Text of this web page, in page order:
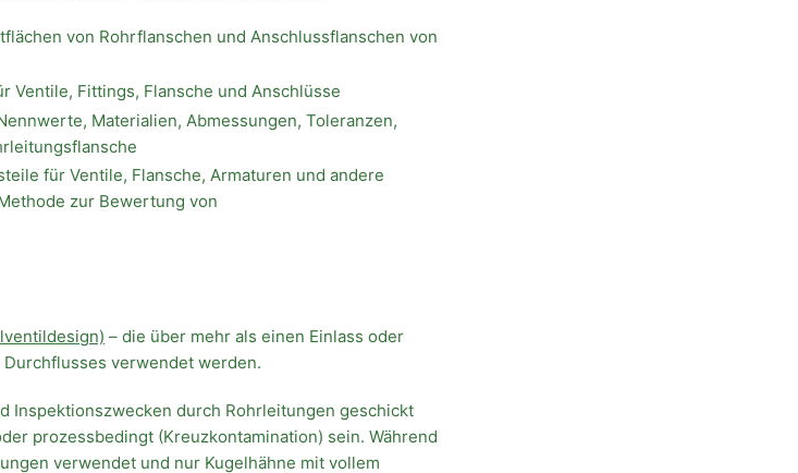
von Rohrflanschen und Anschlussflanschen von
Ventile, Fittings, Flansche und Anschlüsse
Materialien, Abmessungen, Toleranzen,
für Ventile, Flansche, Armaturen und andere
zur Bewertung von
– die über mehr als einen Einlass oder
verwendet werden.
Inspektionszwecken durch Rohrleitungen geschickt
prozessbedingt (Kreuzkontamination) sein. Während
verwendet und nur Kugelhähne mit vollem